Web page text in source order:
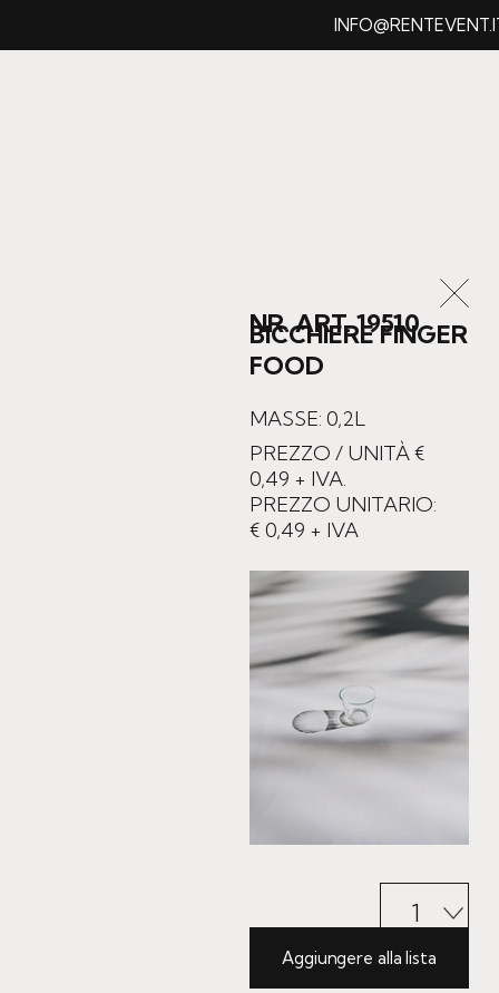
INFO@RENTEVENT.IT
NR. ART. 19510
BICCHIERE FINGER
FOOD
MASSE: 0,2L
PREZZO / UNITÀ €
0,49 + IVA.
PREZZO UNITARIO:
€ 0,49 + IVA
Aggiungere alla lista